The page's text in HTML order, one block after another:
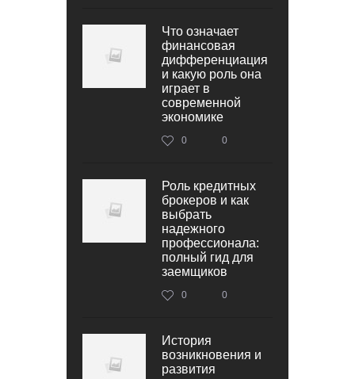
Что означает
финансовая
дифференциация
и какую роль она
играет в
современной
экономике
0 0
Роль кредитных
брокеров и как
выбрать
надежного
профессионала:
полный гид для
заемщиков
0 0
История
возникновения и
развития